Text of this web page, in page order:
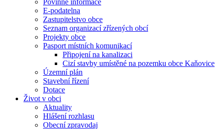
Povinné informace
E-podatelna
Zastupitelstvo obce
Seznam organizací zřízených obcí
Projekty obce
Pasport místních komunikací
Připojení na kanalizaci
Cizí stavby umístěné na pozemku obce Kaňovice
Územní plán
Stavební řízení
Dotace
Život v obci
Aktuality
Hlášení rozhlasu
Obecní zpravodaj